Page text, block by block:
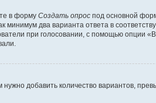
в форму Создать опрос под основной
два варианта ответа в
при голосовании, с помощью опции
добавить количество вариантов,